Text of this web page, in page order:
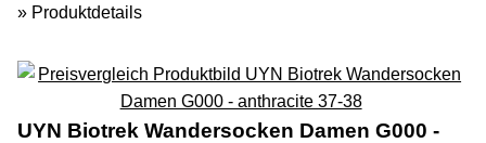
» Produktdetails
UYN Biotrek Wandersocken Damen G000 -